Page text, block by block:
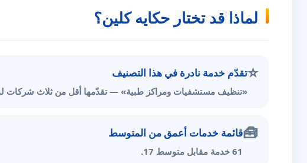
لماذا قد تختار حكايه كلين؟
⭐تقدّم خدمة نادرة في هذا التصنيف
«تنظيف مستشفيات ومراكز طبية» — تقدّمها أقل من ثلاث شركات
🧰قائمة خدمات أعمق من المتوسط
61 خدمة مقابل متوسط 17.